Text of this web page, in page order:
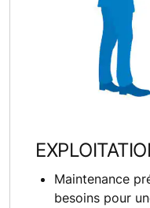
Maintenance
besoins pour